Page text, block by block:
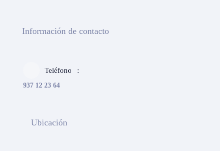
Información de contacto
Teléfono
937 12 23 64
Ubicación